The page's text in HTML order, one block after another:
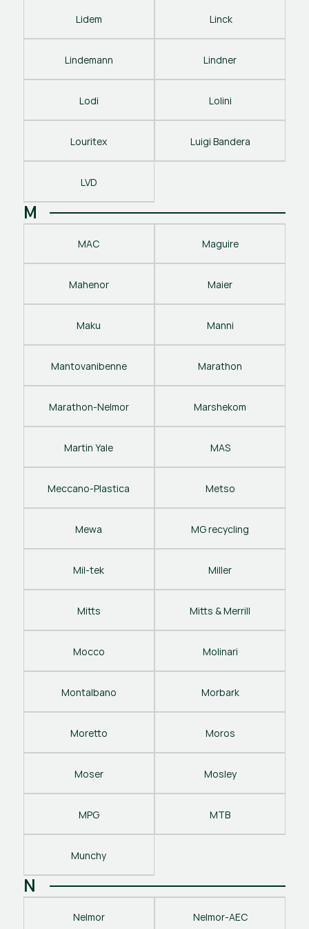
Lidem Linck
Lindemann Lindner
Lodi Lolini
Louritex Luigi Bandera
LVD
M
MAC Maguire
Mahenor Maier
Maku Manni
Mantovanibenne Marathon
Marathon-Nelmor Marshekom
Martin Yale MAS
Meccano-Plastica Metso
Mewa MG recycling
Mil-tek Miller
Mitts Mitts & Merrill
Mocco Molinari
Montalbano Morbark
Moretto Moros
Moser Mosley
MPG MTB
Munchy
N
Nelmor Nelmor-AEC